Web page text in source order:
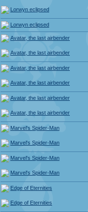
Lorwyn eclipsed
Lorwyn eclipsed
Avatar, the last airbender
Avatar, the last airbender
Avatar, the last airbender
Avatar, the last airbender
Avatar, the last airbender
Avatar, the last airbender
Marvel's Spider-Man
Marvel's Spider-Man
Marvel's Spider-Man
Marvel's Spider-Man
Edge of Eternities
Edge of Eternities